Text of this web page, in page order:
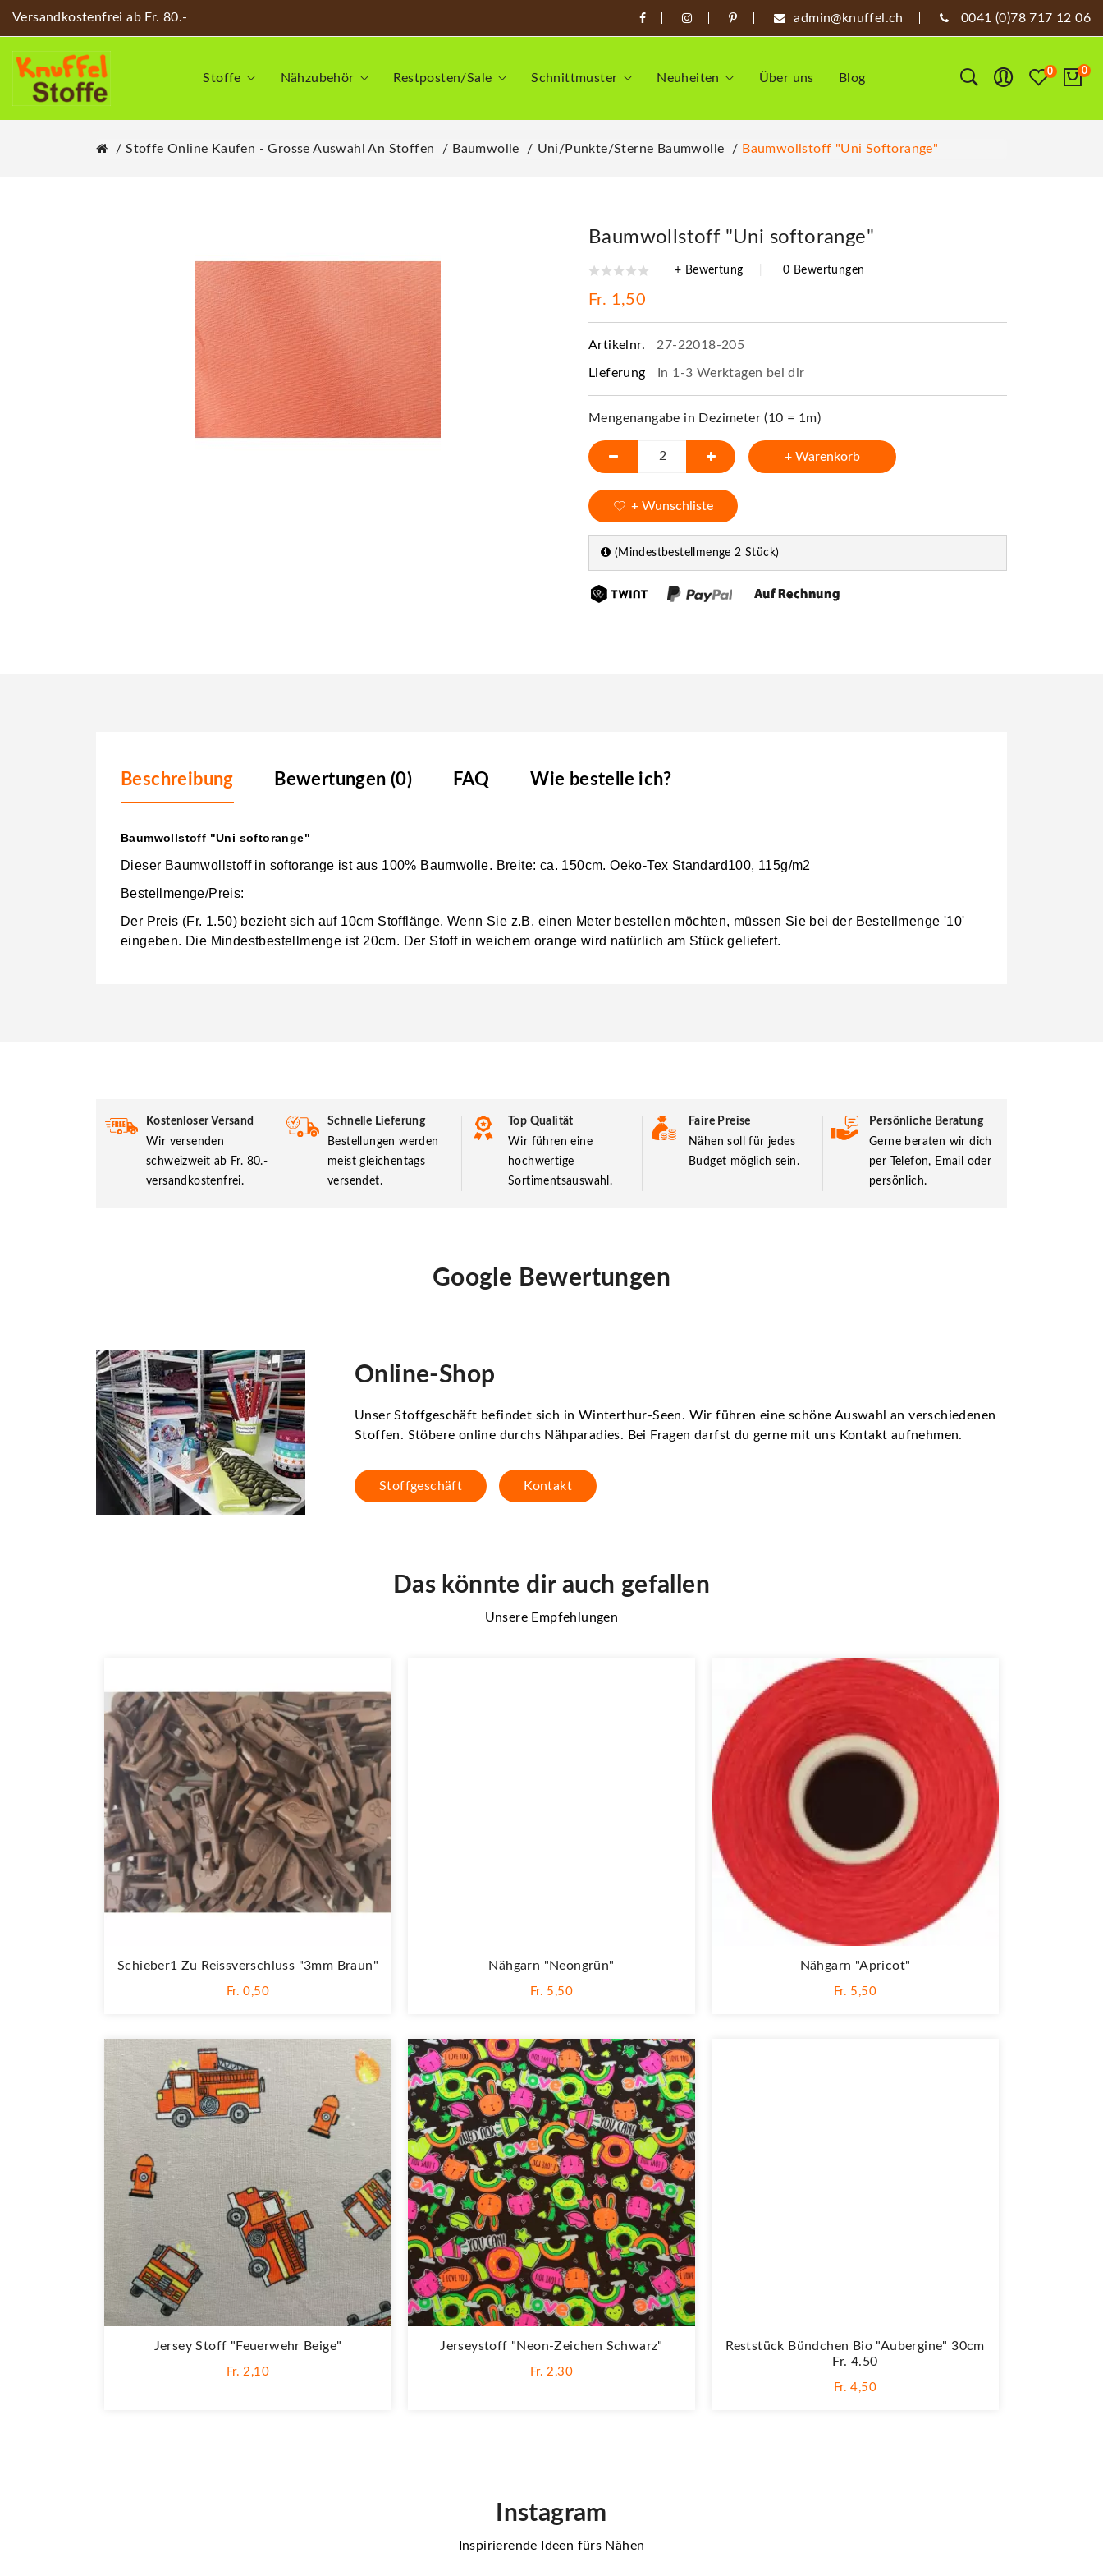
Versandkostenfrei ab Fr. 80.- admin@knuffel.ch 0041 (0)78 717 12 06
Stoffe Nähzubehör Restposten/Sale Schnittmuster Neuheiten Über uns Blog 0 0
Stoffe Online Kaufen - Grosse Auswahl An Stoffen Baumwolle Uni/Punkte/Sterne Baumwolle Baumwollstoff "Uni Softorange"
Baumwollstoff "Uni softorange"
+ Bewertung 0 Bewertungen
Fr. 1,50
Artikelnr. 27-22018-205
Lieferung In 1-3 Werktagen bei dir
Mengenangabe in Dezimeter (10 = 1m)
+ Warenkorb
+ Wunschliste
(Mindestbestellmenge 2 Stück)
Beschreibung Bewertungen (0) FAQ Wie bestelle ich?
Baumwollstoff "Uni softorange"
Dieser Baumwollstoff in softorange ist aus 100% Baumwolle. Breite: ca. 150cm. Oeko-Tex Standard100, 115g/m2
Bestellmenge/Preis:
Der Preis (Fr. 1.50) bezieht sich auf 10cm Stofflänge. Wenn Sie z.B. einen Meter bestellen möchten, müssen Sie bei der Bestellmenge '10'
eingeben. Die Mindestbestellmenge ist 20cm. Der Stoff in weichem orange wird natürlich am Stück geliefert.
Kostenloser Versand
Wir versenden
schweizweit ab Fr. 80.-
versandkostenfrei.
Schnelle Lieferung
Bestellungen werden
meist gleichentags
versendet.
Top Qualität
Wir führen eine
hochwertige
Sortimentsauswahl.
Faire Preise
Nähen soll für jedes
Budget möglich sein.
Persönliche Beratung
Gerne beraten wir dich
per Telefon, Email oder
persönlich.
Google Bewertungen
Online-Shop
Unser Stoffgeschäft befindet sich in Winterthur-Seen. Wir führen eine schöne Auswahl an verschiedenen
Stoffen. Stöbere online durchs Nähparadies. Bei Fragen darfst du gerne mit uns Kontakt aufnehmen.
Stoffgeschäft Kontakt
Das könnte dir auch gefallen
Unsere Empfehlungen
Schieber1 Zu Reissverschluss "3mm Braun"
Fr. 0,50
Jersey Stoff "Feuerwehr Beige"
Fr. 2,10
Nähgarn "neongrün"
Fr. 5,50
Jerseystoff "Neon-Zeichen Schwarz"
Fr. 2,30
Nähgarn "apricot"
Fr. 5,50
Reststück Bündchen Bio "Aubergine" 30cm
Fr. 4.50
Fr. 4,50
Instagram
Inspirierende Ideen fürs Nähen